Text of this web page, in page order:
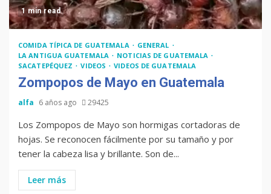
Muere Álvaro Arzú (alcalde de
Guatemala y expresidente del
país)
Computadora diseñada en
Guatemala por empresa de USA
1 min read
COMIDA TÍPICA DE GUATEMALA
GENERAL
LA ANTIGUA GUATEMALA
NOTICIAS DE GUATEMALA
SACATEPÉQUEZ
VIDEOS VIDEOS DE GUATEMALA
Zompopos de Mayo en Guatemala
alfa 6 años ago 29425
Los Zompopos de Mayo son hormigas cortadoras de
hojas. Se reconocen fácilmente por su tamaño y por
tener la cabeza lisa y brillante. Son de...
Leer más